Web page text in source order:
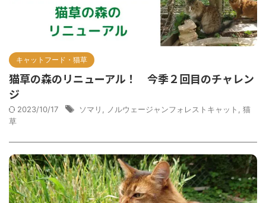
キャットフード・猫草
猫草の森のリニューアル！ 今季２回目のチャレン
ジ
2023/10/17 ソマリ ノルウェージャンフォレストキャット
猫
草